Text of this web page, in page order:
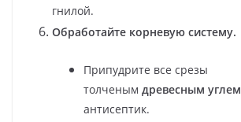
гнилой.
Обработайте корневую систему.
Припудрите все срезы
толченым древесным углем
антисептик.